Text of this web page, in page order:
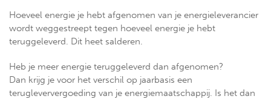
Hoeveel energie je hebt afgenomen van je energieleverancier
wordt weggestreept tegen hoeveel energie je hebt
teruggeleverd. Dit heet salderen.
Heb je meer energie teruggeleverd dan afgenomen?
Dan krijg je voor het verschil op jaarbasis een
terugleververgoeding van je energiemaatschappij. Is het dan